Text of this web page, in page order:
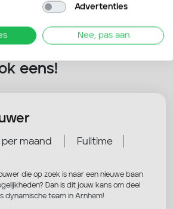
eens!
maand Fulltime
die op zoek is naar een nieuwe baan
Dan is dit jouw kans om deel
dynamische team in Arnhem!
Advertenties
Nee, pas aan